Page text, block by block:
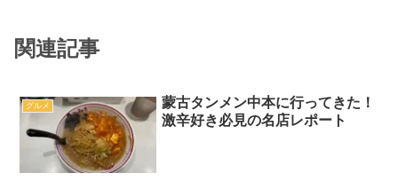
関連記事
グルメ
蒙古タンメン中本に行ってきた！
激辛好き必見の名店レポート